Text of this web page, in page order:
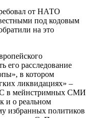
от НАТО
под кодовым
на это
его расследование
в котором
ликвидациях» –
в мейнстримных СМИ
и о реальном
избранных политиков